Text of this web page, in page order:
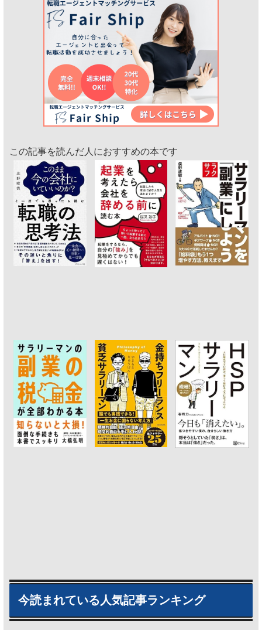
この記事を読んだ人におすすめの本です
今読まれている人気記事ランキング